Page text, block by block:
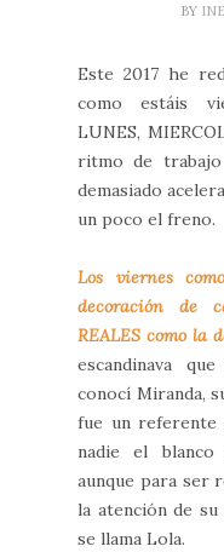
BY
Este 2017 he
como estáis
LUNES,
ritmo de trabajo
demasiado
un poco el freno.
Los viernes
decoración de
REALES como la
escandinava
conocí Miranda,
fue un referente
nadie el blanco
aunque para ser
la atención de su
se llama Lola.